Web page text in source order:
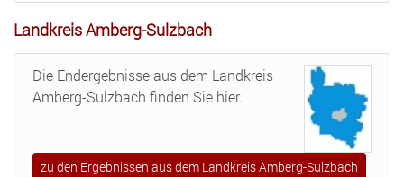
Landkreis Amberg-Sulzbach
Die Endergebnisse aus dem Landkreis
Amberg-Sulzbach finden Sie hier.
zu den Ergebnissen aus dem Landkreis Amberg-Sulzbach